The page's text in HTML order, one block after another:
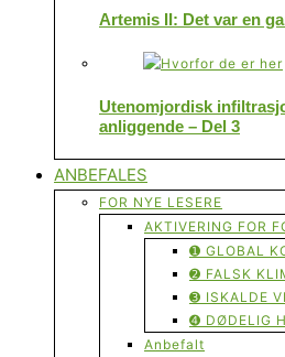
Artemis II: Det var en
Utenomjordisk
anliggende – Del 3
ANBEFALES
FOR NYE LESERE
AKTIVERING FOR
➊ GLOBAL
➋ FALSK
➌ ISKALDE
➍ DØDELIG
Anbefalt